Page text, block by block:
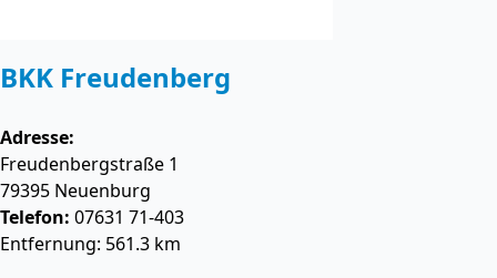
BKK Freudenberg
Adresse:
Freudenbergstraße 1
79395 Neuenburg
Telefon: 07631 71-403
Entfernung: 561.3 km